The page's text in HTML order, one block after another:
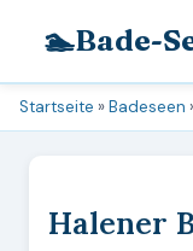
🏊Bade-
Startseite »Badeseen
Halener